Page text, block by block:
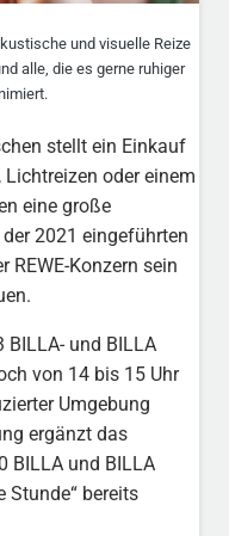
und visuelle Reize
alle, die es gerne ruhiger
stellt ein Einkauf
oder einem
eine große
2021 eingeführten
REWE-Konzern sein
und BILLA
von 14 bis 15 Uhr
Umgebung
ergänzt das
BILLA und BILLA
Stunde“ bereits